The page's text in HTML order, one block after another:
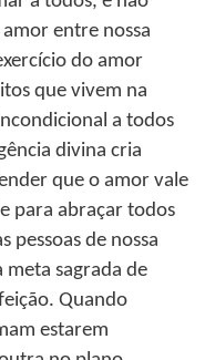
entre nossa
do amor
que vivem na
a todos
divina cria
que o amor vale
para abraçar todos
pessoas de nossa
meta sagrada de
Quando
estarem